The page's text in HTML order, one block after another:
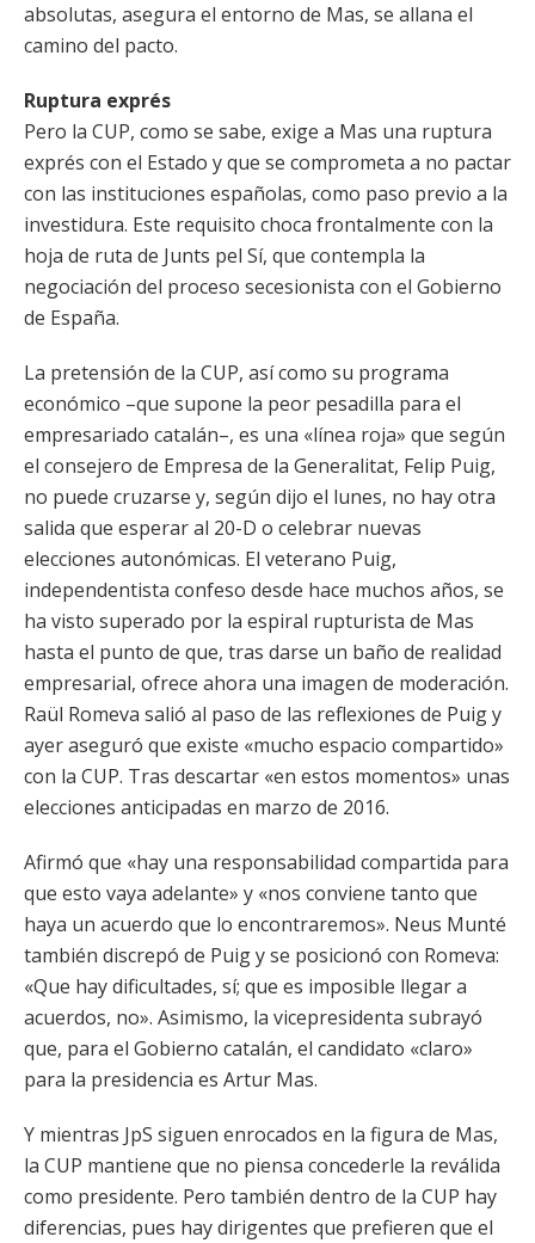
absolutas, asegura el entorno de Mas, se allana el
camino del pacto.
Ruptura exprés
Pero la CUP, como se sabe, exige a Mas una ruptura
exprés con el Estado y que se comprometa a no pactar
con las instituciones españolas, como paso previo a la
investidura. Este requisito choca frontalmente con la
hoja de ruta de Junts pel Sí, que contempla la
negociación del proceso secesionista con el Gobierno
de España.
La pretensión de la CUP, así como su programa
económico –que supone la peor pesadilla para el
empresariado catalán–, es una «línea roja» que según
el consejero de Empresa de la Generalitat, Felip Puig,
no puede cruzarse y, según dijo el lunes, no hay otra
salida que esperar al 20-D o celebrar nuevas
elecciones autonómicas. El veterano Puig,
independentista confeso desde hace muchos años, se
ha visto superado por la espiral rupturista de Mas
hasta el punto de que, tras darse un baño de realidad
empresarial, ofrece ahora una imagen de moderación.
Raül Romeva salió al paso de las reflexiones de Puig y
ayer aseguró que existe «mucho espacio compartido»
con la CUP. Tras descartar «en estos momentos» unas
elecciones anticipadas en marzo de 2016.
Afirmó que «hay una responsabilidad compartida para
que esto vaya adelante» y «nos conviene tanto que
haya un acuerdo que lo encontraremos». Neus Munté
también discrepó de Puig y se posicionó con Romeva:
«Que hay dificultades, sí; que es imposible llegar a
acuerdos, no». Asimismo, la vicepresidenta subrayó
que, para el Gobierno catalán, el candidato «claro»
para la presidencia es Artur Mas.
Y mientras JpS siguen enrocados en la figura de Mas,
la CUP mantiene que no piensa concederle la reválida
como presidente. Pero también dentro de la CUP hay
diferencias, pues hay dirigentes que prefieren que el